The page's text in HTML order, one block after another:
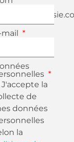
mail
J'accepte la
de
données
la